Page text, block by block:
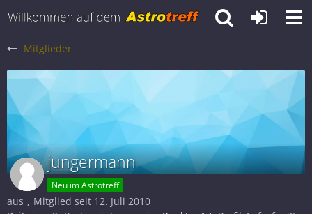
Mitglieder
jungermann
Neu im Astrotreff
aus
Mitglied seit 12. Juli 2010